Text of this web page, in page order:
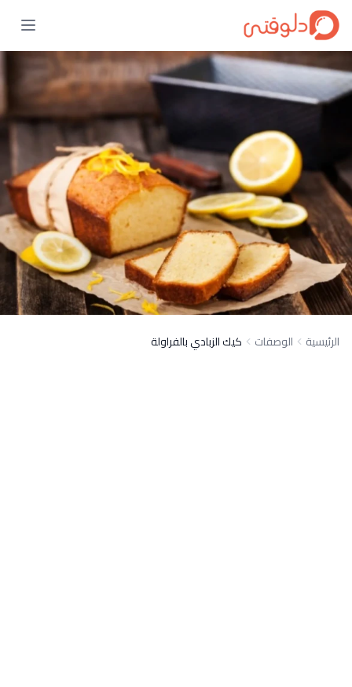
الرئيسية الوصفات كيك الزبادي بالفراولة